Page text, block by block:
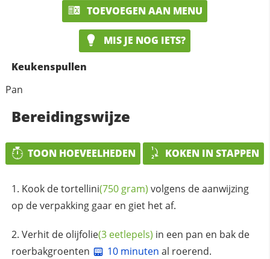
TOEVOEGEN AAN MENU
MIS JE NOG IETS?
Keukenspullen
Pan
Bereidingswijze
TOON HOEVEELHEDEN KOKEN IN STAPPEN
Kook detortellini(750 gram) volgens de aanwijzing
op de verpakking gaar en giet het af.
Verhit de olijfolie(3 eetlepels) in een pan en bak de
roerbakgroenten
10 minuten al roerend.